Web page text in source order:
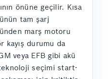
önüne geçilir. Kısa
tam şarj
marş motoru
kayış durumu da
veya EFB gibi akü
seçimi start-